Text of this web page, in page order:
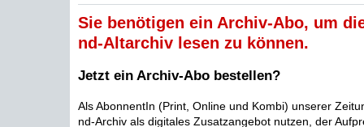
Sie benötigen ein Archiv-Abo, um
nd-Altarchiv lesen zu können.
Jetzt ein Archiv-Abo bestellen?
Als AbonnentIn (Print, Online und Kombi) unserer
nd-Archiv als digitales Zusatzangebot nutzen, der